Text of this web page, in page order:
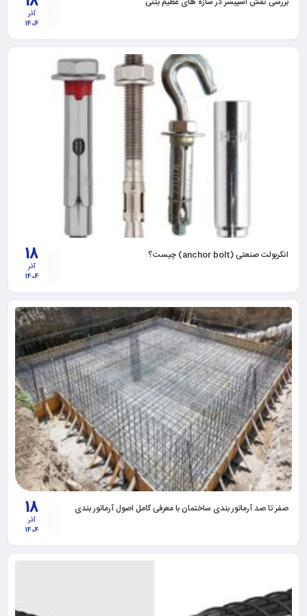
آذر
1404
18
آذر
1404
انکربولت صنعتی (anchor bolt) چیست؟
18
آذر
1404
صفر تا صد آرماتور بندی ساختمان با معرفی کامل اصول آرماتور بندی